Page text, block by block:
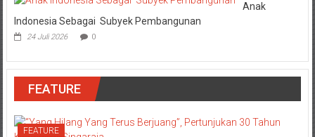
Anak
Indonesia Sebagai Subyek Pembangunan
24 Juli 2026 0
FEATURE
FEATURE